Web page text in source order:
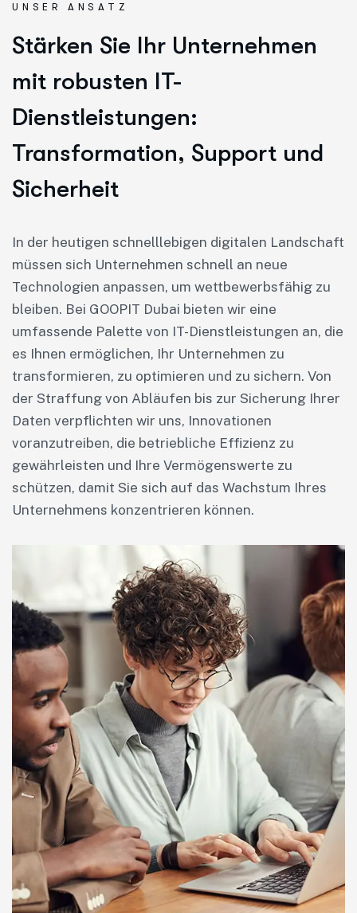
UNSER ANSATZ
Stärken Sie Ihr Unternehmen
mit robusten IT-
Dienstleistungen:
Transformation, Support und
Sicherheit
In der heutigen schnelllebigen digitalen Landschaft
müssen sich Unternehmen schnell an neue
Technologien anpassen, um wettbewerbsfähig zu
bleiben. Bei GOOPIT Dubai bieten wir eine
umfassende Palette von IT-Dienstleistungen an, die
es Ihnen ermöglichen, Ihr Unternehmen zu
transformieren, zu optimieren und zu sichern. Von
der Straffung von Abläufen bis zur Sicherung Ihrer
Daten verpflichten wir uns, Innovationen
voranzutreiben, die betriebliche Effizienz zu
gewährleisten und Ihre Vermögenswerte zu
schützen, damit Sie sich auf das Wachstum Ihres
Unternehmens konzentrieren können.